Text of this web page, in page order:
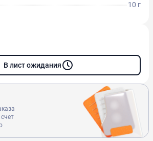
10 г
В лист ожидания